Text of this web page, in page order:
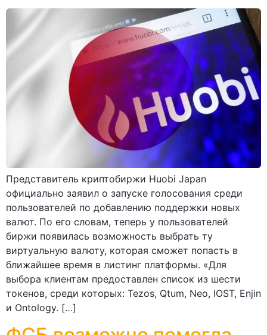
Представитель криптобиржи Huobi Japan
официально заявил о запуске голосования среди
пользователей по добавлению поддержки новых
валют. По его словам, теперь у пользователей
биржи появилась возможность выбрать ту
виртуальную валюту, которая сможет попасть в
ближайшее время в листинг платформы. «Для
выбора клиентам предоставлен список из шести
токенов, среди которых: Tezos, Qtum, Neo, IOST, Enjin
и Ontology. […]